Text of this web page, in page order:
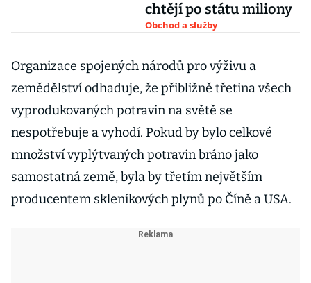
chtějí po státu miliony
Obchod a služby
Organizace spojených národů pro výživu a
zemědělství odhaduje, že přibližně třetina všech
vyprodukovaných potravin na světě se
nespotřebuje a vyhodí. Pokud by bylo celkové
množství vyplýtvaných potravin bráno jako
samostatná země, byla by třetím největším
producentem skleníkových plynů po Číně a USA.